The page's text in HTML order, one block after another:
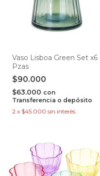
Vaso Lisboa Green Set x6
Pzas
$90.000
$63.000 con
Transferencia o depósito
2 x $45.000 sin interés